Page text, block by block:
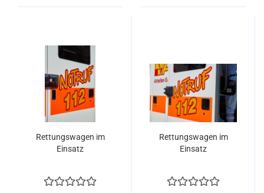
Rettungswagen im
Einsatz
Rettungswagen im
Einsatz